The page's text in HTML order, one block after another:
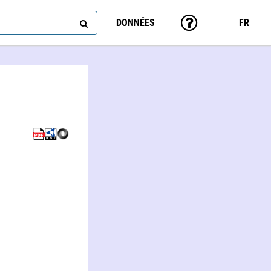
DONNÉES FR